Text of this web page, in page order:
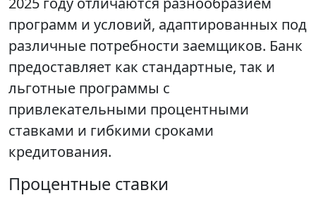
программ и условий, адаптированных под
различные потребности заемщиков. Банк
предоставляет как стандартные, так и
льготные программы с
привлекательными процентными
ставками и гибкими сроками
кредитования.
Процентные ставки